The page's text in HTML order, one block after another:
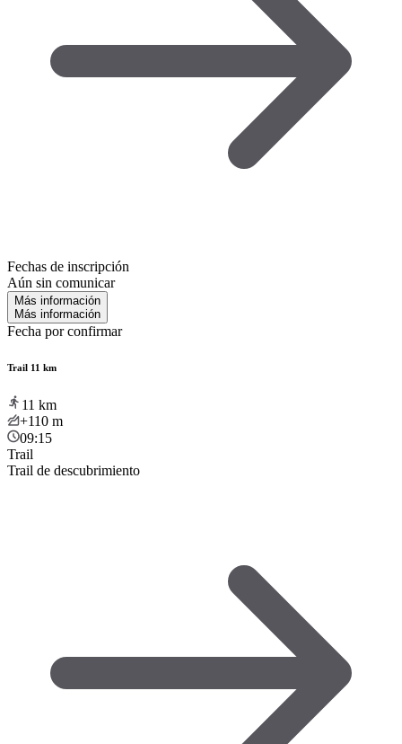
Fechas de inscripción
Aún sin comunicar
Más información
Más información
Fecha por confirmar
Trail 11 km
11 km
+110 m
09:15
Trail
Trail de descubrimiento